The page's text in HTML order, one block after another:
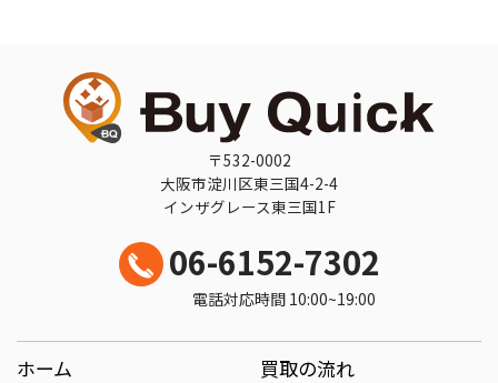
〒532-0002
大阪市淀川区東三国4-2-4
インザグレース東三国1F
06-6152-7302
電話対応時間 10:00~19:00
ホーム
買取の流れ